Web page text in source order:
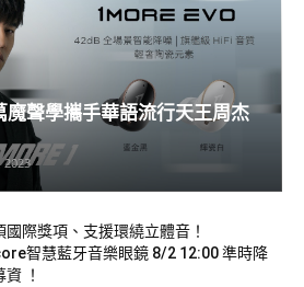
魔聲學攜手華語流行天王周杰
2023
國際獎項、支援環繞立體音！
智慧藍牙音樂眼鏡 8/2 12:00 準時降
！